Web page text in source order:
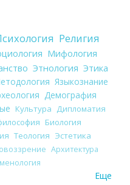
Религия
Мифология
Этнология Этика
Языкознание
Демография
Культура
Дипломатия
Биология
Теология Эстетика
Архитектура
Еще